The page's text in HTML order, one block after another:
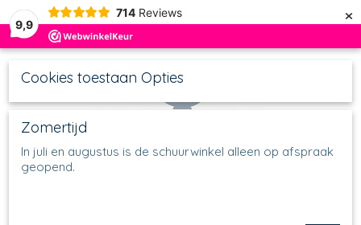
9,9
714 Reviews ×
Inloggen Registreren
Cookies toestaan Opties
Zomertijd
In juli en augustus is de schuurwinkel alleen op afspraak
geopend.